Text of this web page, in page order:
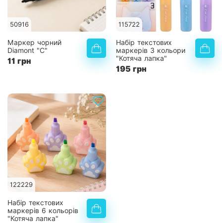
50916
Маркер чорний
Diamont "C"
11 грн
115722
Набір текстових
маркерів 3 кольори
"Котяча лапка"
195 грн
122229
Набір текстових
маркерів 6 кольорів
"Котяча лапка"